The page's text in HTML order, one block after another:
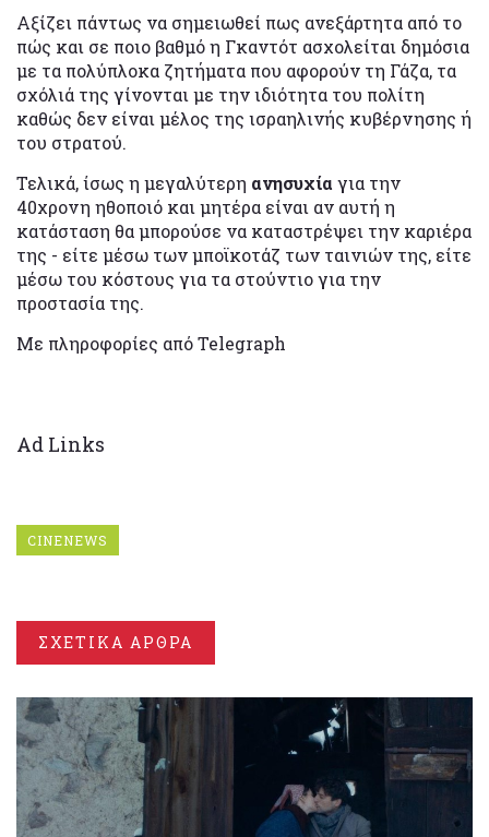
Αξίζει πάντως να σημειωθεί πως ανεξάρτητα από το
πώς και σε ποιο βαθμό η Γκαντότ ασχολείται δημόσια
με τα πολύπλοκα ζητήματα που αφορούν τη Γάζα, τα
σχόλιά της γίνονται με την ιδιότητα του πολίτη
καθώς δεν είναι μέλος της ισραηλινής κυβέρνησης ή
του στρατού.
Τελικά, ίσως η μεγαλύτερη ανησυχία για την
40χρονη ηθοποιό και μητέρα είναι αν αυτή η
κατάσταση θα μπορούσε να καταστρέψει την καριέρα
της - είτε μέσω των μποϊκοτάζ των ταινιών της, είτε
μέσω του κόστους για τα στούντιο για την
προστασία της.
Με πληροφορίες από Telegraph
Ad Links
CINENEWS
ΣΧΕΤΙΚΑ ΑΡΘΡΑ